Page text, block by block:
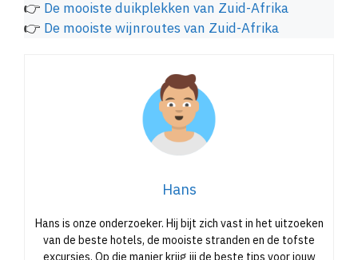
👉 De mooiste duikplekken van Zuid-Afrika
👉 De mooiste wijnroutes van Zuid-Afrika
Hans
Hans is onze onderzoeker. Hij bijt zich vast in het uitzoeken
van de beste hotels, de mooiste stranden en de tofste
excursies. Op die manier krijg jij de beste tips voor jouw